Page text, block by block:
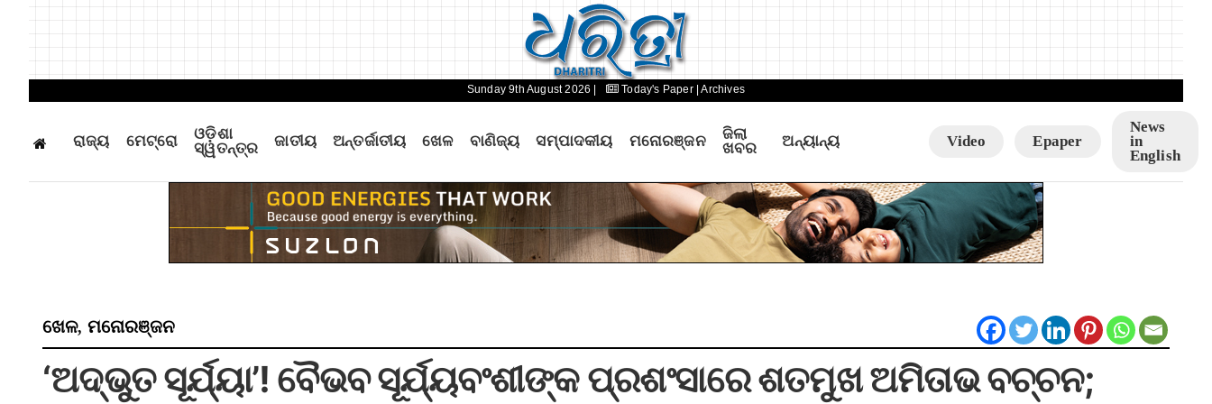
Sunday 9th August 2026 | Today's Paper | Archives
ରାଜ୍ୟ ମେଟ୍ରୋ
ଓଡ଼ିଶା
ସ୍ୱତନ୍ତ୍ର
ଜାତୀୟ ଅନ୍ତର୍ଜାତୀୟ ଖେଳ ବାଣିଜ୍ୟ ସମ୍ପାଦକୀୟ ମନୋରଞ୍ଜନ
ଜିଲା
ଖବର
ଅନ୍ୟାନ୍ୟ Video Epaper
News
in
English
ଖେଳ, ମନୋରଞ୍ଜନ
‘ଅଦ୍ଭୁତ ସୂର୍ଯ୍ୟା’! ବୈଭବ ସୂର୍ଯ୍ୟବଂଶୀଙ୍କ ପ୍ରଶଂସାରେ ଶତମୁଖ ଅମିତାଭ ବଚ୍ଚନ;